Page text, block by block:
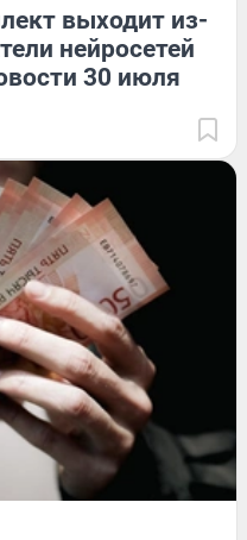
выходит из-
нейросетей
30 июля